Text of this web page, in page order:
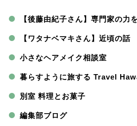
【後藤由紀子さん】専門家の力
【ワタナベマキさん】近頃の話
小さなヘアメイク相談室
暮らすように旅する Travel
別室 料理とお菓子
編集部ブログ